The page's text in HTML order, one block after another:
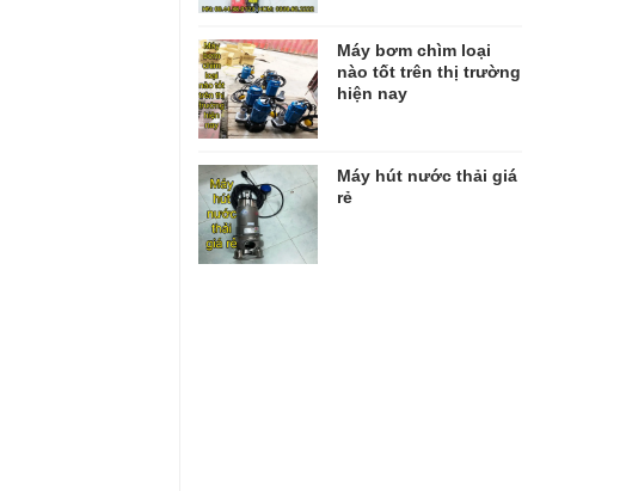
Máy bơm chìm loại
nào tốt trên thị trường
hiện nay
Máy hút nước thải giá
rẻ